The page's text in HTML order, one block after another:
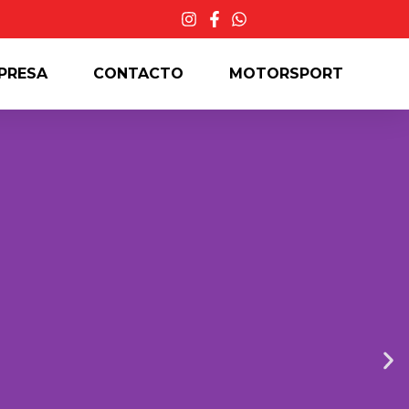
CONTACTO MOTORSPORT